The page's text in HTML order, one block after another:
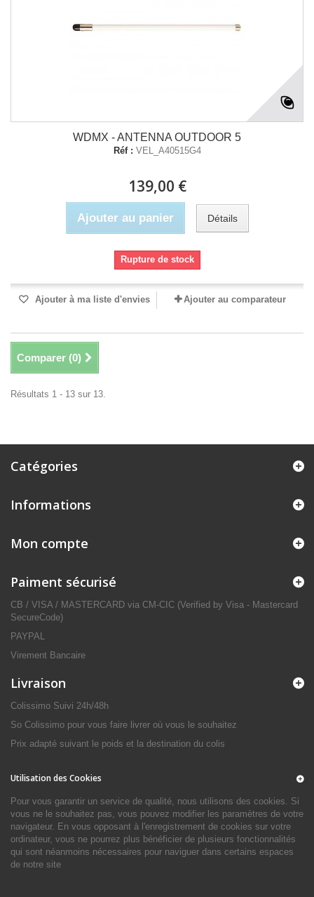
WDMX - ANTENNA OUTDOOR 5
Réf : VEL_A40515G4
139,00 €
Ajouter au panier Détails
Rupture de stock
Ajouter à ma liste d'envies Ajouter au comparateur
Comparer (0)
Résultats 1 - 13 sur 13.
Catégories
Informations
Mon compte
Paiment sécurisé
CB / VISA / MASTERCARD via CM-CIC (Verified by Visa - Mastercard
SecureCode)
PAYPAL
Virement Bancaire
Livraison
Colissimo Suivi 24h/48h
So Colissimo pour vous faire livrer où vous le souhaitez
Prix adapté suivant le poids et la destination du colis
Utilisation des Cookies
Pour vous garantir un service de qualité, nous utilisons des cookies. Si
vous ne le souhaitez pas, vous pouvez modifier les paramètres de votre
navigateur. En vous opposant à l'enregistrement de cookies sur votre
ordinateur, vous ne pourrez plus bénéficier de plusieurs fonctionnalités
qui sont néanmoins nécessaires pour naviguer dans certains espaces
de notre site